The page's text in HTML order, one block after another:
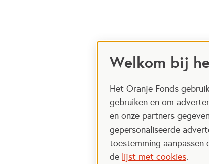
Welkom bij
Het Oranje Fonds
gebruiken en om
en onze partners
gepersonaliseerde
toestemming
de lijst met cookies.